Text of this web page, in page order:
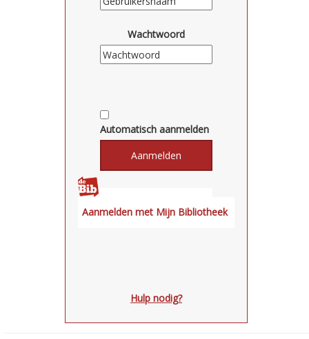
Wachtwoord
Automatisch aanmelden
Hulp nodig?